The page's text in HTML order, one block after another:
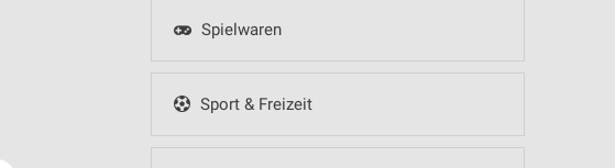
Spielwaren
Sport & Freizeit